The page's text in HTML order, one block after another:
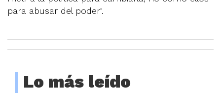
para abusar del poder".
Lo más leído